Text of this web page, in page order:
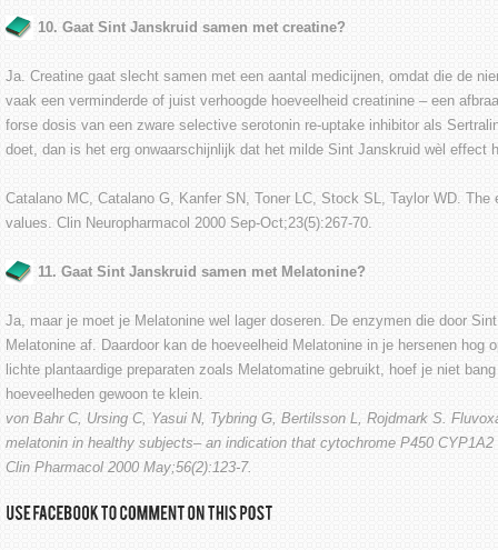
10. Gaat Sint Janskruid samen met creatine?
Ja. Creatine gaat slecht samen met een aantal medicijnen, omdat die de
vaak een verminderde of juist verhoogde hoeveelheid creatinine – een
forse dosis van een zware selective serotonin re-uptake inhibitor als
doet, dan is het erg onwaarschijnlijk dat het milde Sint Janskruid wèl effect
Catalano MC, Catalano G, Kanfer SN, Toner LC, Stock SL, Taylor WD.
values. Clin Neuropharmacol 2000 Sep-Oct;23(5):267-70.
11. Gaat Sint Janskruid samen met Melatonine?
Ja, maar je moet je Melatonine wel lager doseren. De enzymen die door
Melatonine af. Daardoor kan de hoeveelheid Melatonine in je hersenen hog
lichte plantaardige preparaten zoals Melatomatine gebruikt, hoef je niet
hoeveelheden gewoon te klein.
von Bahr C, Ursing C, Yasui N, Tybring G, Bertilsson L, Rojdmark S.
melatonin in healthy subjects– an indication that cytochrome P450
Clin Pharmacol 2000 May;56(2):123-7.